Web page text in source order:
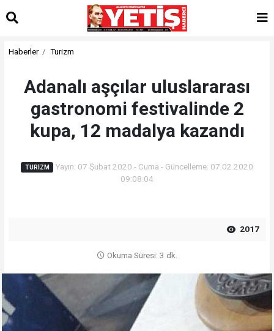
Haberler Turizm
Adanalı aşçılar uluslararası
gastronomi festivalinde 2
kupa, 12 madalya kazandı
TURIZM
Yayın: 07 Şubat 2020 - Cuma - Güncelleme: 07.02.2020
09:08:04
2017
Okuma Süresi: 3 dk.